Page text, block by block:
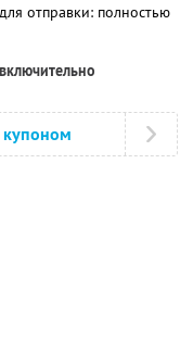
отправки: полностью
купоном